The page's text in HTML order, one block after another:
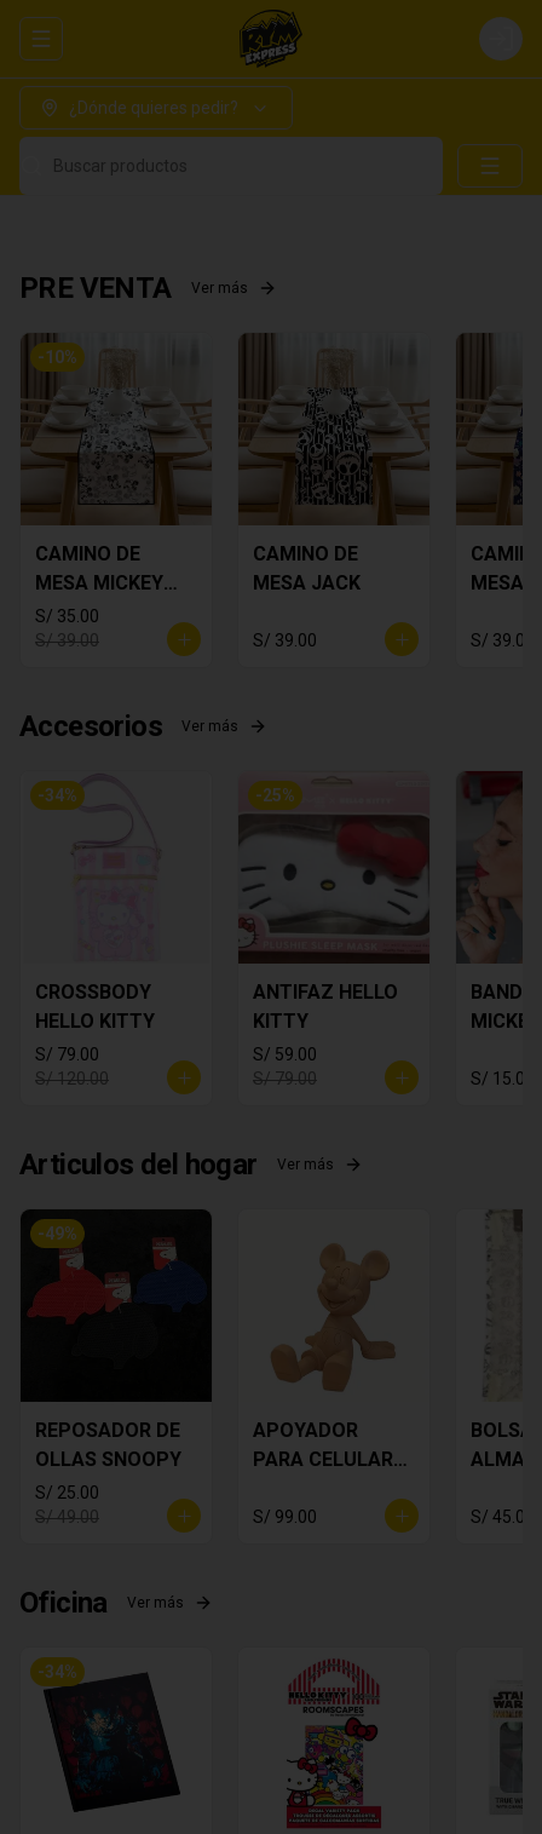
Abrir menu de navegación Login
¿Dónde quieres pedir?
Buscar productos
PRE VENTA Ver más
-10%
CAMINO DE
MESA MICKEY
PLOMO
S/ 35.00
S/ 39.00
CAMINO DE
MESA JACK
S/ 39.00
MESA
S/ 39.00
Accesorios Ver más
-34%
CROSSBODY
HELLO KITTY
S/ 79.00
S/ 120.00
-25%
ANTIFAZ HELLO
KITTY
S/ 59.00
S/ 79.00
MICKEY
S/ 15.00
Articulos del hogar Ver más
-49%
REPOSADOR DE
OLLAS SNOOPY
S/ 25.00
S/ 49.00
APOYADOR
PARA CELULAR
S/ 99.00
BOLSA
S/ 45.00
Oficina Ver más
-34%